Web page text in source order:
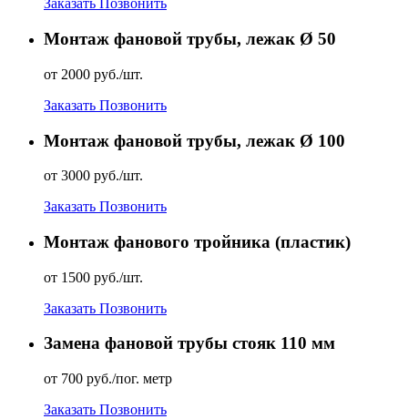
Заказать Позвонить
Монтаж фановой трубы, лежак Ø 50
от 2000 руб./шт.
Заказать Позвонить
Монтаж фановой трубы, лежак Ø 100
от 3000 руб./шт.
Заказать Позвонить
Монтаж фанового тройника (пластик)
от 1500 руб./шт.
Заказать Позвонить
Замена фановой трубы стояк 110 мм
от 700 руб./пог. метр
Заказать Позвонить